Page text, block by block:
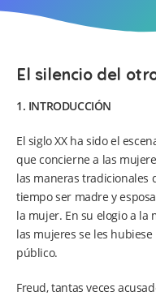
El silencio del
1. INTRODUCCIÓN
El siglo XX ha sido el
que concierne a las
las maneras tradicionales
tiempo ser madre y
la mujer. En su elogio a la
las mujeres se les
público.
Freud, tantas veces